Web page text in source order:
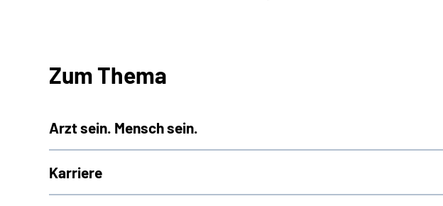
Zum Thema
Arzt sein. Mensch sein.
Karriere